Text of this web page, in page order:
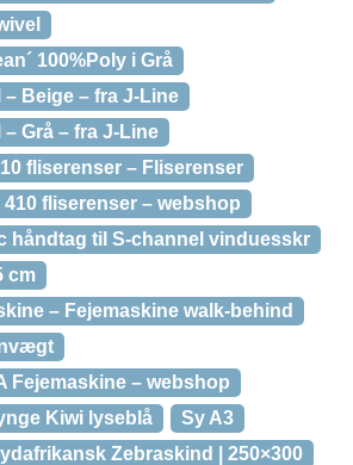
100%Poly i Grå
Beige – fra J-Line
Grå – fra J-Line
fliserenser – Fliserenser
fliserenser – webshop
håndtag til S-channel vinduesskr
cm
– Fejemaskine walk-behind
Fejemaskine – webshop
Kiwi lyseblå
Sy A3
Zebraskind | 250×300